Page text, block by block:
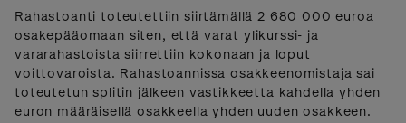
Rahastoanti toteutettiin siirtämällä 2 680 000 euroa
osakepääomaan siten, että varat ylikurssi- ja
vararahastoista siirrettiin kokonaan ja loput
voittovaroista. Rahastoannissa osakkeenomistaja sai
toteutetun splitin jälkeen vastikkeetta kahdella yhden
euron määräisellä osakkeella yhden uuden osakkeen.